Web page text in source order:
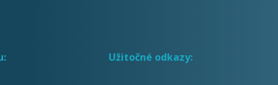
Užitočné odkazy: